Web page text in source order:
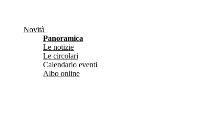
Novità
Panoramica
Le notizie
Le circolari
Calendario eventi
Albo online